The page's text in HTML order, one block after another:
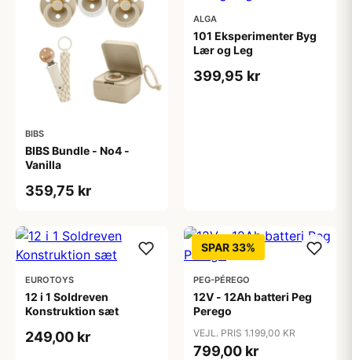
BIBS
BIBS Bundle - No4 -
Vanilla
359,75 kr
ALGA
101 Eksperimenter Byg
Lær og Leg
399,95 kr
EUROTOYS
12 i 1 Soldreven
Konstruktion sæt
249,00 kr
SPAR 33%
PEG-PÉREGO
12V - 12Ah batteri Peg
Perego
VEJL. PRIS 1.199,00 KR
799,00 kr